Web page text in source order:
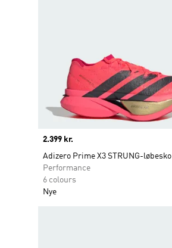
Price
2.399 kr.
Adizero Prime X3 STRUNG-løbesko
Performance
6 colours
Nye